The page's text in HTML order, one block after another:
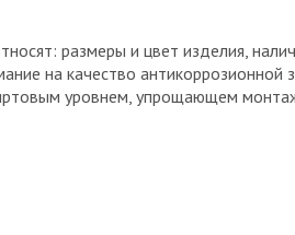
размеры и цвет изделия,
на качество
уровнем, упрощающем